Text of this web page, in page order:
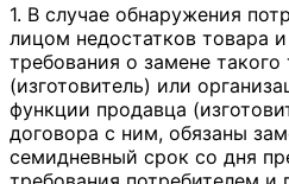
1. В случае обнаружения
лицом недостатков товара
требования о замене
(изготовитель) или
функции продавца
договора с ним, обязаны
семидневный срок со дня